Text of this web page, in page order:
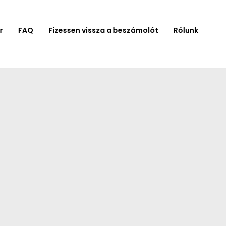
FAQ Fizessen vissza a beszámolót
Rólunk